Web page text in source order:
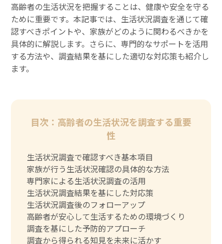
高齢者の生活状況を把握することは、健康や安全を守る
ために重要です。本記事では、生活状況調査を通じて確
認すべきポイントや、家族がどのように関わるべきかを
具体的に解説します。さらに、専門的なサポートを活用
する方法や、調査結果を基にした適切な対応策も紹介し
ます。
目次：高齢者の生活状況を調査する重要
性
生活状況調査で確認すべき基本項目
家族が行う生活状況確認の具体的な方法
専門家による生活状況調査の活用
生活状況調査結果を基にした対応策
生活状況調査後のフォローアップ
高齢者が安心して生活するための環境づくり
調査を基にした予防的アプローチ
調査から得られる知見を未来に活かす